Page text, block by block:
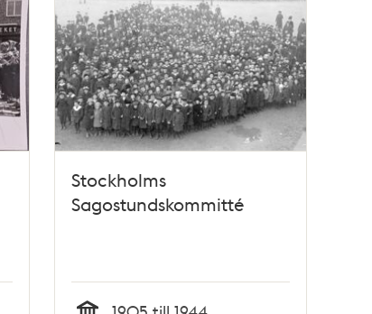
Stockholms
Sagostundskommitté